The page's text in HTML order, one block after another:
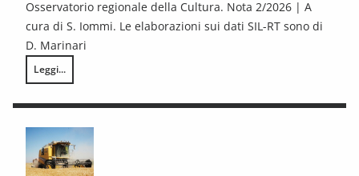
Osservatorio regionale della Cultura. Nota 2/2026 | A
cura di S. Iommi. Le elaborazioni sui dati SIL-RT sono di
D. Marinari
Leggi...
LA CONGIUNTURA DEI SETTORI CULTURALI. Ripresa selettiva e